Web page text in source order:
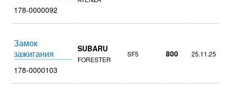
178-0000092
Замок
зажигания
178-0000103
SUBARU
FORESTER
SF5 800 25.11.25